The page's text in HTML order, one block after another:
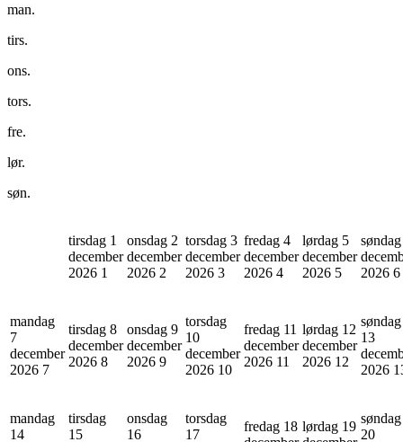
man.
tirs.
ons.
tors.
fre.
lør.
søn.
tirsdag 1
december
2026 1
onsdag 2
december
2026 2
torsdag 3
december
2026 3
fredag 4
december
2026 4
lørdag 5
december
2026 5
2026 6
mandag
7
december
2026 7
tirsdag 8
december
2026 8
onsdag 9
december
2026 9
torsdag
10
december
2026 10
fredag 11
december
2026 11
lørdag 12
december
2026 12
søndag
13
2026
mandag
14
tirsdag
15
onsdag
16
torsdag
17
fredag 18 lørdag 19
søndag
20